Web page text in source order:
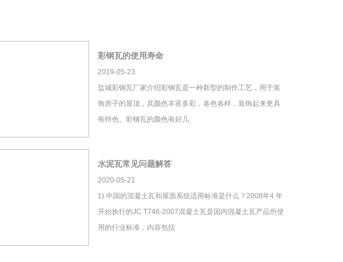
彩钢瓦的使用寿命
2019-05-23
盐城彩钢瓦厂家介绍彩钢瓦是一种新型的制作工艺，用于装
饰房子的屋顶，其颜色丰富多彩，各色各样，装饰起来更具
有特色。彩钢瓦的颜色有好几
水泥瓦常见问题解答
2020-05-21
1) 中国的混凝土瓦和屋面系统适用标准是什么？2008年4 年
开始执行的JC T746-2007混凝土瓦是国内混凝土瓦产品所使
用的行业标准，内容包括